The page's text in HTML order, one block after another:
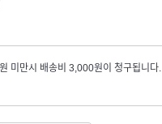
미만시 배송비 3,000원이 청구됩니다.